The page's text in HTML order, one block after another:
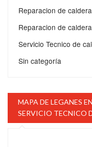
Reparacion de
Reparacion de
Servicio Tecnico de
Sin categoría
MAPA DE LEGANES
SERVICIO TECNICO